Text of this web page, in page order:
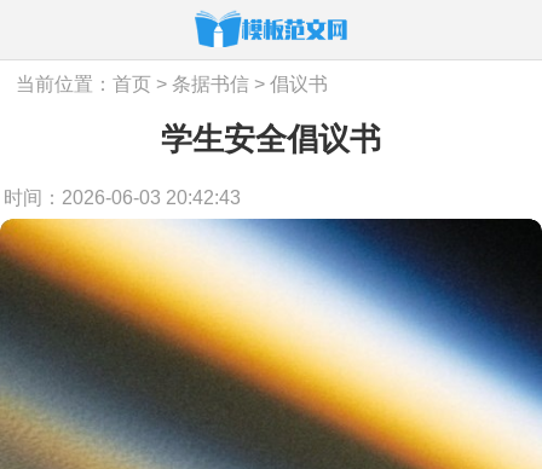
当前位置：首页 >条据书信 >倡议书
学生安全倡议书
时间：2026-06-03 20:42:43